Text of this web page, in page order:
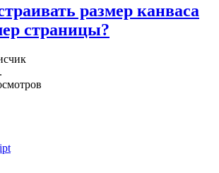
размер канваса
страницы?